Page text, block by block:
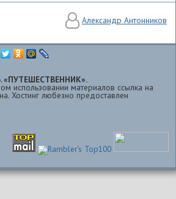
Александр Антонников
«ПУТЕШЕСТВЕННИК».
использовании материалов ссылка на
Хостинг любезно предоставлен